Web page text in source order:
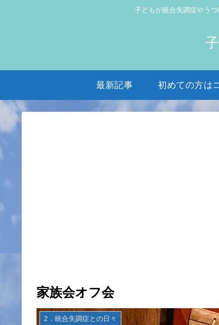
子どもが統合失調症やう
最新記事
家族会オフ会
2．統合失調症との日々